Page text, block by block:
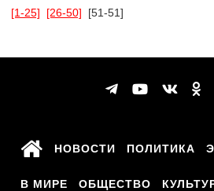
НАУКА
СПОРТ
[1-25] [26-50] [51-51]
НОВОСТИ ПОЛИТИКА
В МИРЕ ОБЩЕСТВО